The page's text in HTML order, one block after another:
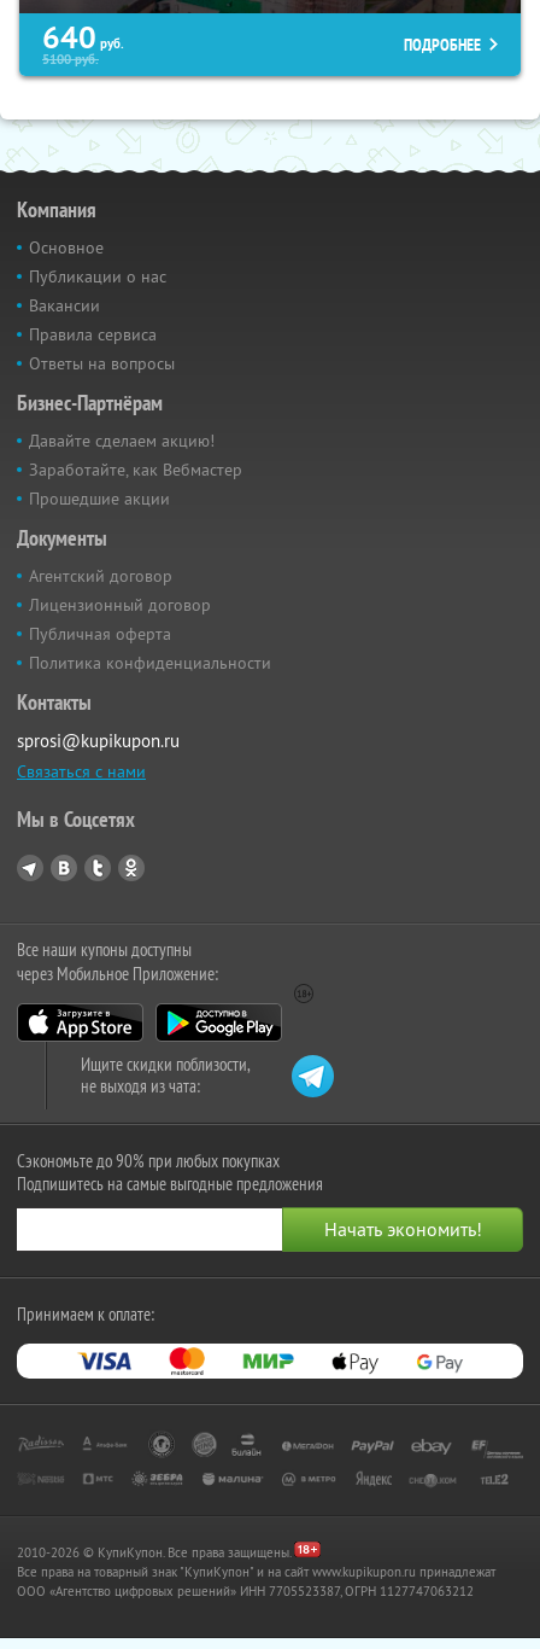
640 руб.
5100руб.
ПОДРОБНЕЕ
Компания
Основное
Публикации о нас
Вакансии
Правила сервиса
Ответы на вопросы
Бизнес-Партнёрам
Давайте сделаем акцию!
Заработайте, как Вебмастер
Прошедшие акции
Документы
Агентский договор
Лицензионный договор
Публичная оферта
Политика конфиденциальности
Контакты
sprosi@kupikupon.ru
Связаться с нами
Мы в Соцсетях
Все наши купоны доступны
через Мобильное Приложение:
Ищите скидки поблизости,
не выходя из чата:
Сэкономьте до 90% при любых покупках
Подпишитесь на самые выгодные предложения
Принимаем к оплате:
2010-2026 © КупиКупон. Все права защищены.
Все права на товарный знак "КупиКупон" и на сайт www.kupikupon.ru принадлежат
OOO «Агентство цифровых решений» ИНН 7705523387, ОГРН 1127747063212